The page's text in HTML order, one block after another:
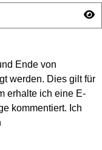
Ende von
werden. Dies gilt für
erhalte ich eine E-
kommentiert. Ich